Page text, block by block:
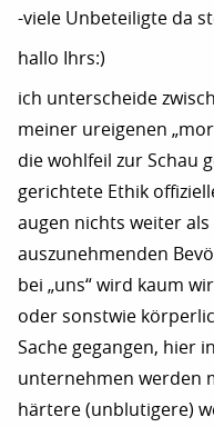
-viele Unbeteiligte da
hallo Ihrs:)
ich unterscheide
meiner ureigenen
die wohlfeil zur Schau
gerichtete Ethik
augen nichts weiter
auszunehmenden
bei „uns“ wird kaum
oder sonstwie
Sache gegangen, hier
unternehmen werden
härtere (unblutigere)